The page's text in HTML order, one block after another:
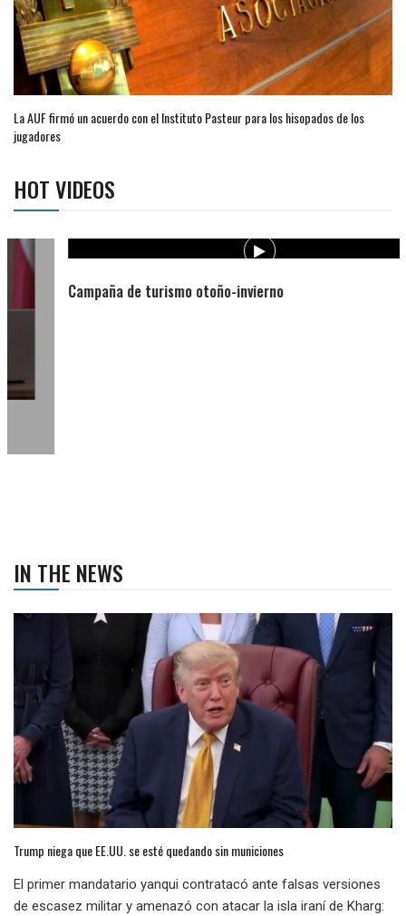
La AUF firmó un acuerdo con el Instituto Pasteur para los hisopados de los
jugadores
HOT VIDEOS
Campaña de turismo otoño-invierno
IN THE NEWS
Trump niega que EE.UU. se esté quedando sin municiones
El primer mandatario yanqui contratacó ante falsas versiones
de escasez militar y amenazó con atacar la isla iraní de Kharg: